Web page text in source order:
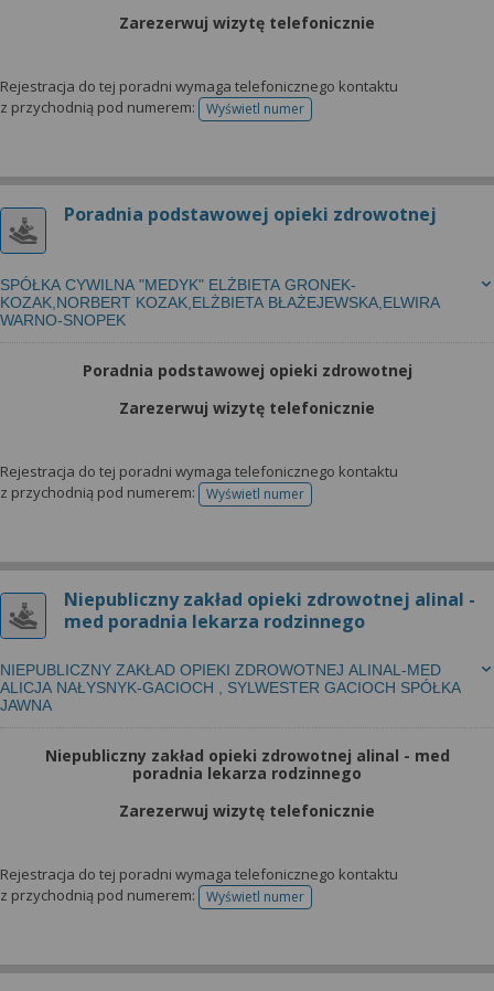
Zarezerwuj wizytę telefonicznie
Rejestracja do tej poradni wymaga telefonicznego kontaktu
z przychodnią pod numerem:
Wyświetl numertelefonu do rejestracji
Poradnia podstawowej opieki zdrowotnej
SPÓŁKA CYWILNA "MEDYK" ELŻBIETA GRONEK-
KOZAK,NORBERT KOZAK,ELŻBIETA BŁAŻEJEWSKA,ELWIRA
WARNO-SNOPEK
Poradnia podstawowej opieki zdrowotnej
Zarezerwuj wizytę telefonicznie
Rejestracja do tej poradni wymaga telefonicznego kontaktu
z przychodnią pod numerem:
Wyświetl numertelefonu do rejestracji
Niepubliczny zakład opieki zdrowotnej alinal -
med poradnia lekarza rodzinnego
NIEPUBLICZNY ZAKŁAD OPIEKI ZDROWOTNEJ ALINAL-MED
ALICJA NAŁYSNYK-GACIOCH , SYLWESTER GACIOCH SPÓŁKA
JAWNA
Niepubliczny zakład opieki zdrowotnej alinal - med
poradnia lekarza rodzinnego
Zarezerwuj wizytę telefonicznie
Rejestracja do tej poradni wymaga telefonicznego kontaktu
z przychodnią pod numerem:
Wyświetl numertelefonu do rejestracji